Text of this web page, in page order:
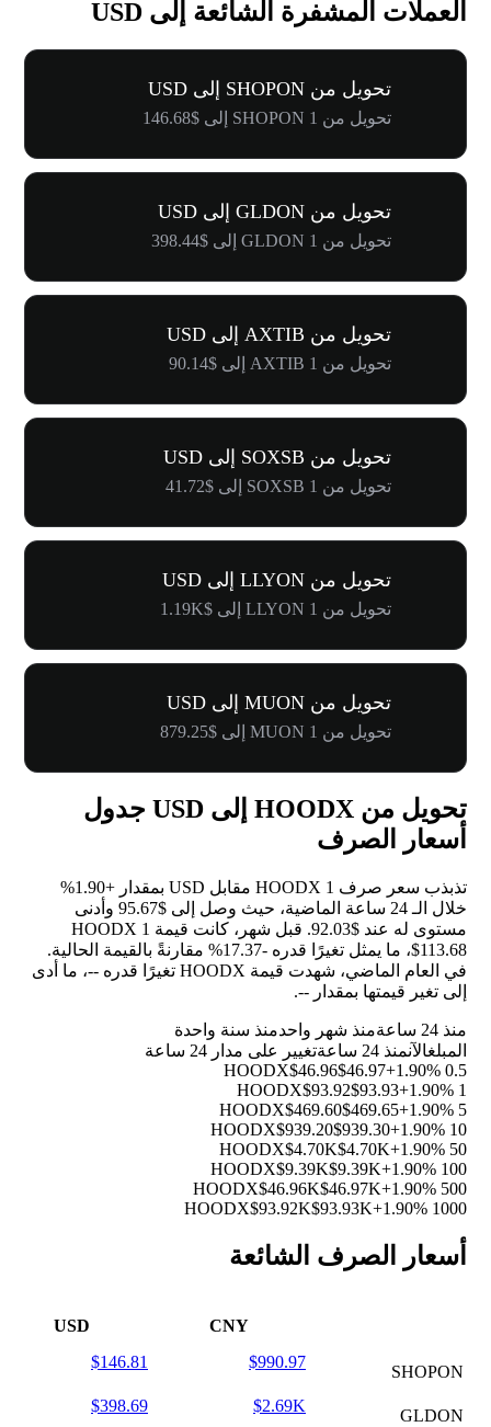
العملات المشفرة الشائعة إلى USD
تحويل من SHOPON إلى USD
تحويل من 1 SHOPON إلى $146.68
تحويل من GLDON إلى USD
تحويل من 1 GLDON إلى $398.44
تحويل من AXTIB إلى USD
تحويل من 1 AXTIB إلى $90.14
تحويل من SOXSB إلى USD
تحويل من 1 SOXSB إلى $41.72
تحويل من LLYON إلى USD
تحويل من 1 LLYON إلى $1.19K
تحويل من MUON إلى USD
تحويل من 1 MUON إلى $879.25
تحويل من HOODX إلى USD جدول
أسعار الصرف
تذبذب سعر صرف 1 HOODX مقابل USD بمقدار
+1.90%
خلال الـ 24 ساعة الماضية، حيث وصل إلى $95.67 وأدنى
مستوى له عند $92.03. قبل شهر، كانت قيمة 1 HOODX
$113.68، ما يمثل تغيرًا قدره
-17.37%
مقارنةً بالقيمة الحالية.
في العام الماضي، شهدت قيمة HOODX تغيرًا قدره
--، ما أدى
إلى تغير قيمتها بمقدار --
.
منذ 24 ساعة منذ شهر واحدمنذ سنة واحدة
المبلغالآنمنذ 24 ساعة
تغيير على مدار 24 ساعة
0.5 HOODX
$46.96$46.97+1.90%
1 HOODX
$93.92$93.93+1.90%
5 HOODX
$469.60$469.65+1.90%
10 HOODX
$939.20$939.30+1.90%
50 HOODX
$4.70K$4.70K+1.90%
100 HOODX
$9.39K$9.39K+1.90%
500 HOODX
$46.96K$46.97K+1.90%
1000 HOODX
$93.92K$93.93K+1.90%
أسعار الصرف الشائعة
CNY
USD
SHOPON
$990.97
$146.81
GLDON
$2.69K
$398.69